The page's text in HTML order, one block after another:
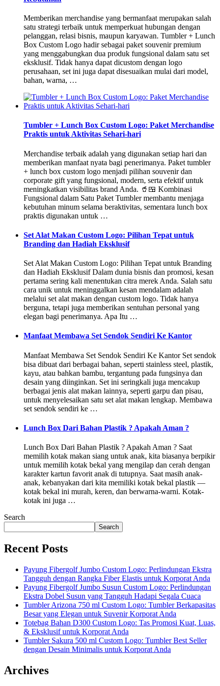
Memberikan merchandise yang bermanfaat merupakan salah
satu strategi terbaik untuk memperkuat hubungan dengan
pelanggan, relasi bisnis, maupun karyawan. Tumbler + Lunch
Box Custom Logo hadir sebagai paket souvenir premium
yang menggabungkan dua produk fungsional dalam satu set
eksklusif. Tidak hanya dapat dicustom dengan logo
perusahaan, set ini juga dapat disesuaikan mulai dari model,
bahan, warna, …
Tumbler + Lunch Box Custom Logo: Paket Merchandise
Praktis untuk Aktivitas Sehari-hari
Merchandise terbaik adalah yang digunakan setiap hari dan
memberikan manfaat nyata bagi penerimanya. Paket tumbler
+ lunch box custom logo menjadi pilihan souvenir dan
corporate gift yang fungsional, modern, serta efektif untuk
meningkatkan visibilitas brand Anda. 🥤🍱 Kombinasi
Fungsional dalam Satu Paket Tumbler membantu menjaga
kebutuhan minum selama beraktivitas, sementara lunch box
praktis digunakan untuk …
Set Alat Makan Custom Logo: Pilihan Tepat untuk
Branding dan Hadiah Eksklusif
Set Alat Makan Custom Logo: Pilihan Tepat untuk Branding
dan Hadiah Eksklusif Dalam dunia bisnis dan promosi, kesan
pertama sering kali menentukan citra merek Anda. Salah satu
cara unik untuk meninggalkan kesan mendalam adalah
melalui set alat makan dengan custom logo. Tidak hanya
berguna, tetapi juga memberikan sentuhan personal yang
elegan bagi penerimanya. Apa Itu …
Manfaat Membawa Set Sendok Sendiri Ke Kantor
Manfaat Membawa Set Sendok Sendiri Ke Kantor Set sendok
bisa dibuat dari berbagai bahan, seperti stainless steel, plastik,
kayu, atau bahkan bambu, tergantung pada fungsinya dan
desain yang diinginkan. Set ini seringkali juga mencakup
berbagai jenis alat makan lainnya, seperti garpu dan pisau,
untuk menyelesaikan satu set alat makan lengkap. Membawa
set sendok sendiri ke …
Lunch Box Dari Bahan Plastik ? Apakah Aman ?
Lunch Box Dari Bahan Plastik ? Apakah Aman ? Saat
memilih kotak makan siang untuk anak, kita biasanya berpikir
untuk memilih kotak bekal yang mengilap dan cerah dengan
karakter kartun favorit anak di tutupnya. Saat masih anak-
anak, kebanyakan dari kita memiliki kotak bekal plastik —
kotak bekal ini murah, keren, dan berwarna-warni. Kotak-
kotak ini juga …
Search
Search
Recent Posts
Payung Fibergolf Jumbo Custom Logo: Perlindungan Ekstra
Tangguh dengan Rangka Fiber Elastis untuk Korporat Anda
Payung Fibergolf Jumbo Susun Custom Logo: Perlindungan
Ekstra Dobel Susun yang Tangguh Hadapi Segala Cuaca
Tumbler Arizona 750 ml Custom Logo: Tumbler Berkapasitas
Besar yang Elegan untuk Suvenir Korporat Anda
Totebag Bahan D300 Custom Logo: Tas Promosi Kuat, Luas,
& Eksklusif untuk Korporat Anda
Tumbler Sakura 500 ml Custom Logo: Tumbler Best Seller
dengan Desain Minimalis untuk Korporat Anda
Archives